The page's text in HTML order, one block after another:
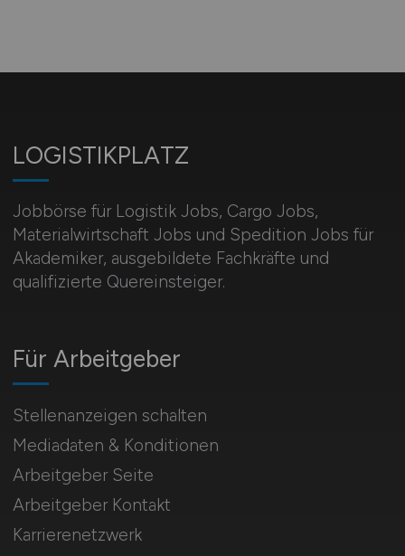
LOGISTIKPLATZ
Jobbörse für Logistik Jobs, Cargo Jobs,
Materialwirtschaft Jobs und Spedition Jobs für
Akademiker, ausgebildete Fachkräfte und
qualifizierte Quereinsteiger.
Für Arbeitgeber
Stellenanzeigen schalten
Mediadaten & Konditionen
Arbeitgeber Seite
Arbeitgeber Kontakt
Karrierenetzwerk